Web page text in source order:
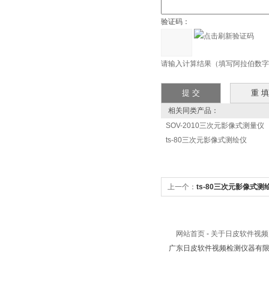
验证码：
请输入计算结果（填写阿拉伯数字）
相关同类产品：
SOV-2010三次元影像式测量仪
ts-80三次元影像式测绘仪
上一个： ts-80三次元影像式测
网站首页 - 关于日皮软件视频
广东日皮软件视频检测仪器有